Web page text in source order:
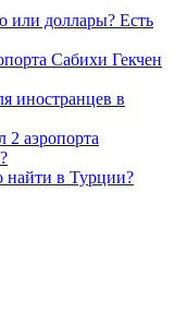
или доллары? Есть
Сабихи Гекчен
иностранцев в
2 аэропорта
найти в Турции?